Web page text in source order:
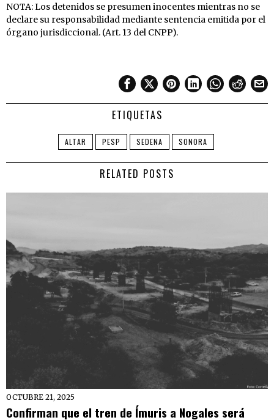
NOTA: Los detenidos se presumen inocentes mientras no se
declare su responsabilidad mediante sentencia emitida por el
órgano jurisdiccional. (Art. 13 del CNPP).
ETIQUETAS
ALTAR PESP SEDENA SONORA
RELATED POSTS
OCTUBRE 21, 2025
Confirman que el tren de Ímuris a Nogales será